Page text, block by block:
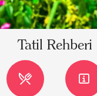
Tatil Rehberi